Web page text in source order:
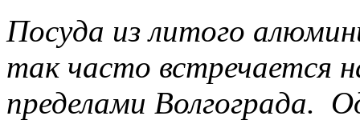
Посуда из литого
так часто встречается
пределами Волгограда.